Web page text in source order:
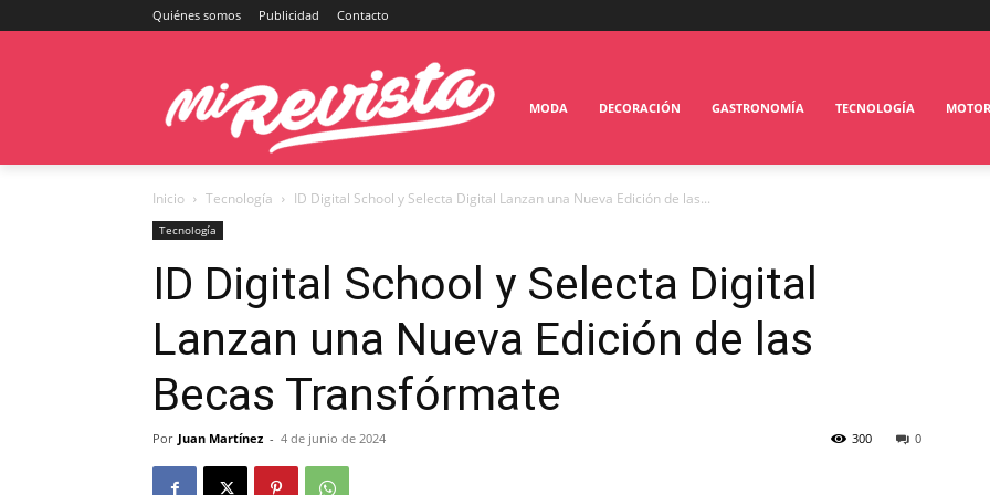
Quiénes somos Publicidad Contacto
MODA DECORACIÓN GASTRONOMÍA TECNOLOGÍA MOTOR
Inicio Tecnología ID Digital School y Selecta Digital Lanzan una Nueva Edición de las...
Tecnología
ID Digital School y Selecta Digital
Lanzan una Nueva Edición de las
Becas Transfórmate
Por Juan Martínez - 4 de junio de 2024 0
300